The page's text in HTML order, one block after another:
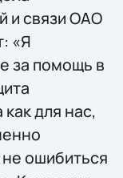
и связи ОАО
«Я
за помощь в
для нас,
ошибиться